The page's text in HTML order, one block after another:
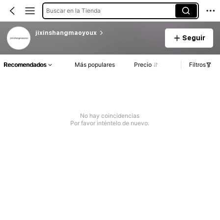
Buscar en la Tienda
jixinshangmaoyoux
Seguir
Recomendados Más populares Precio Filtros
No hay coincidencias
Por favor inténtelo de nuevo.